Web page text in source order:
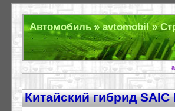
Автомобиль » avtomobil »
Китайский гибрид SAIC